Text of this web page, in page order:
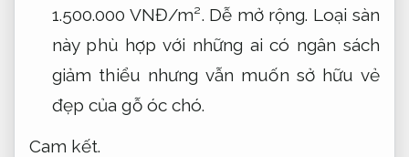
1.500.000 VNĐ/m². Dễ mở rộng. Loại sàn
này phù hợp với những ai có ngân sách
giảm thiểu nhưng vẫn muốn sở hữu vẻ
đẹp của gỗ óc chó.
Cam kết.